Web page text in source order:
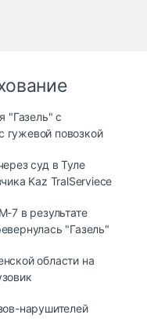
"Газель" с
повозкой
суд в Туле
Kaz TralServiece
7 в результате
"Газель"
области на
нарушителей